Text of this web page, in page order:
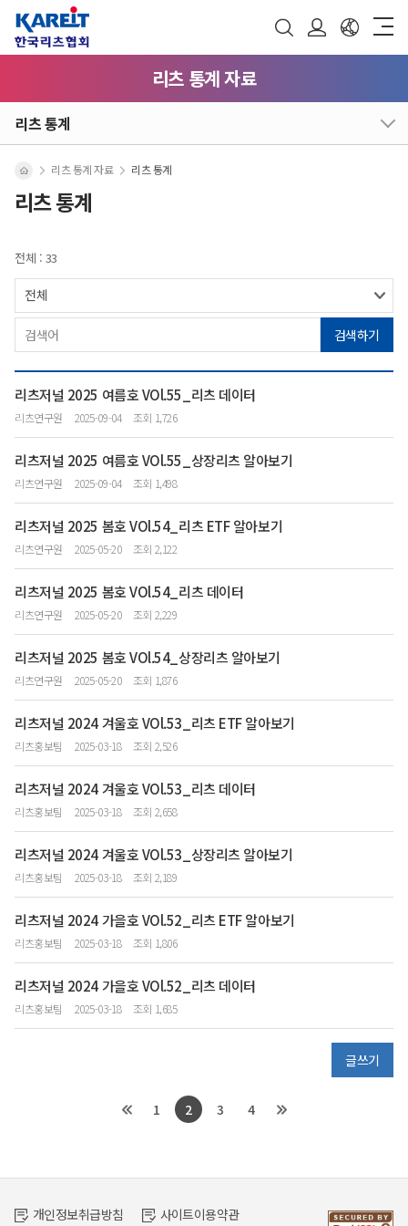
리츠 통계 자료
리츠 통계
리츠 통계
리츠 통계 자료 리츠 통계
전체 : 33
검색하기
리츠저널 2025 여름호 VOl.55_리츠 데이터
리츠연구원 2025-09-04 조회 1,726
리츠저널 2025 여름호 VOl.55_상장리츠 알아보기
리츠연구원 2025-09-04 조회 1,498
리츠저널 2025 봄호 VOl.54_리츠 ETF 알아보기
리츠연구원 2025-05-20 조회 2,122
리츠저널 2025 봄호 VOl.54_리츠 데이터
리츠연구원 2025-05-20 조회 2,229
리츠저널 2025 봄호 VOl.54_상장리츠 알아보기
리츠연구원 2025-05-20 조회 1,876
리츠저널 2024 겨울호 VOl.53_리츠 ETF 알아보기
리츠홍보팀 2025-03-18 조회 2,526
리츠저널 2024 겨울호 VOl.53_리츠 데이터
리츠홍보팀 2025-03-18 조회 2,658
리츠저널 2024 겨울호 VOl.53_상장리츠 알아보기
리츠홍보팀 2025-03-18 조회 2,189
리츠저널 2024 가을호 VOl.52_리츠 ETF 알아보기
리츠홍보팀 2025-03-18 조회 1,806
리츠저널 2024 가을호 VOl.52_리츠 데이터
리츠홍보팀 2025-03-18 조회 1,685
글쓰기
1 2 3 4
개인정보취급방침 사이트이용약관